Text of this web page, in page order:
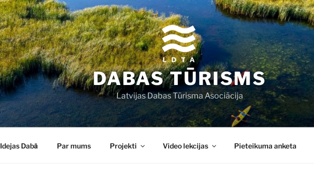
DABAS TŪRISMS
Latvijas Dabas Tūrisma Asociācija
Idejas Dabā Par mums Projekti Video lekcijas Pieteikuma anketa